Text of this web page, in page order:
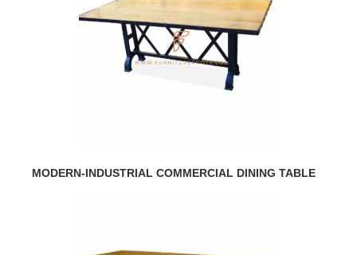
MODERN-INDUSTRIAL COMMERCIAL DINING TABLE